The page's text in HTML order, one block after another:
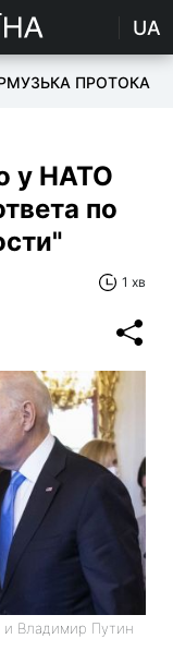
UA
ПРОТОКА
у НАТО
по
1 хв
Владимир Путин